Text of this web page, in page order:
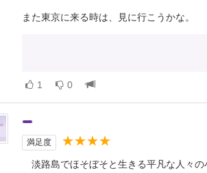
また東京に来る時は、見に行こうかな。
1 0
満足度 ★★★★
淡路島でほそぼそと生きる平凡な人々の